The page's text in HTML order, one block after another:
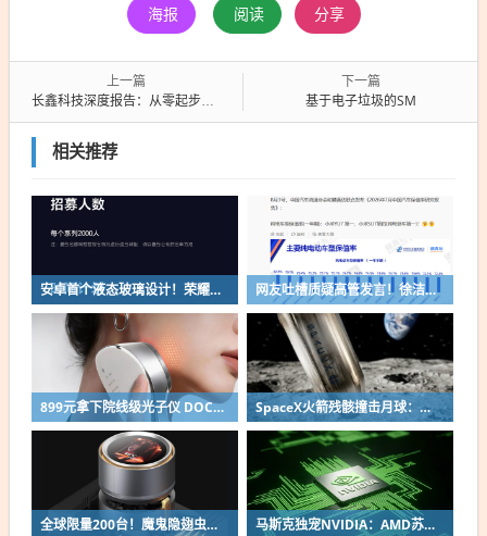
海报 阅读 分享
上一篇
长鑫科技深度报告：从零起步、10年追赶、剑指全球第三！
下一篇
基于电子垃圾的SM
相关推荐
安卓首个液态玻璃设计！荣耀MagicOS 11内测招募开启：17款机型首批升级 网友吐槽质疑高管发言！徐洁云回应“孩go”言论争议：是小米用户宠物名
899元拿下院线级光子仪 DOCO童颜超光炮小米有品众筹上线 SpaceX火箭残骸撞击月球：留下直径约30米巨坑
全球限量200台！魔鬼隐翅虫欧米伽L36 Ultra液冷预售：可动冷头售2999元 马斯克独宠NVIDIA：AMD苏姿丰淡定回应